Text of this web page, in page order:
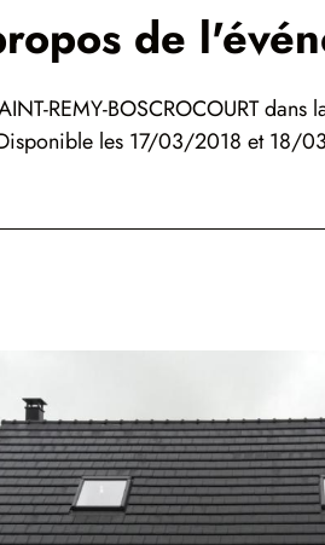
de
REMY-BOSCROCOURT
les 17/03/2018 et 18/